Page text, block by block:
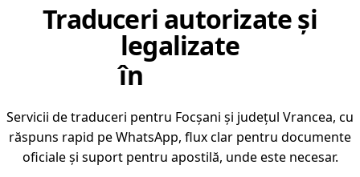
Traduceri autorizate și
legalizate
în
Servicii de traduceri pentru Focșani și județul Vrancea, cu
răspuns rapid pe WhatsApp, flux clar pentru documente
oficiale și suport pentru apostilă, unde este necesar.